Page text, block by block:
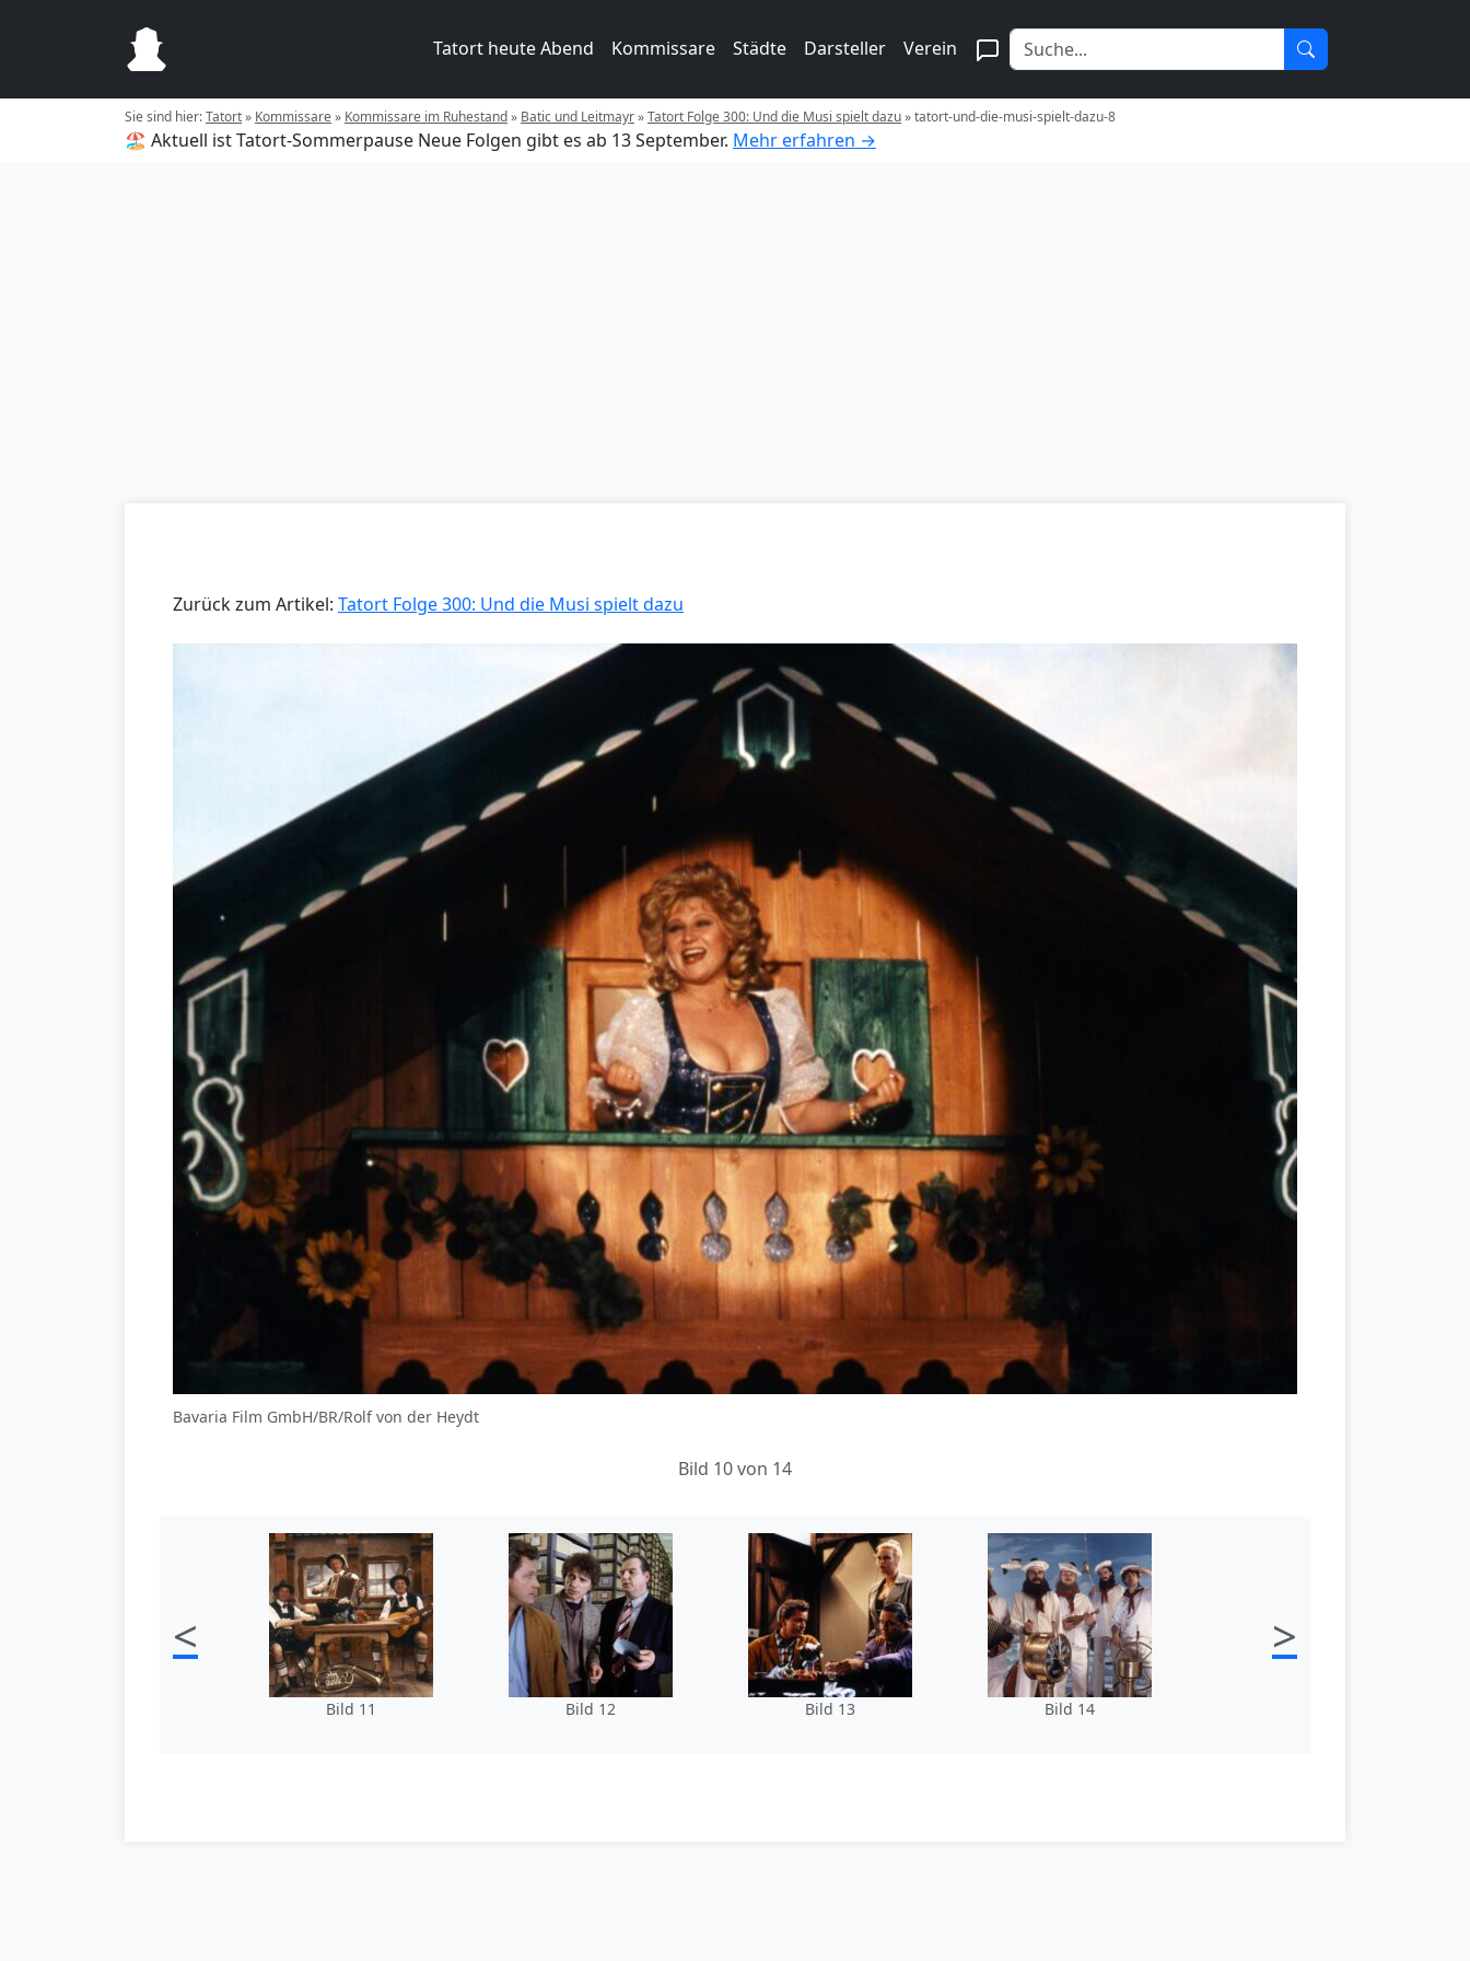
Tatort heute Abend Kommissare Städte Darsteller Verein
Sie sind hier:Tatort» Kommissare» Kommissare im Ruhestand» Batic und Leitmayr»Tatort Folge 300: Und die Musi spielt dazu»tatort-und-die-musi-spielt-dazu-8
🏖️ Aktuell ist Tatort-Sommerpause Neue Folgen gibt es ab 13 September. Mehr erfahren →
Zurück zum Artikel: Tatort Folge 300: Und die Musi spielt dazu
Bavaria Film GmbH/BR/Rolf von der Heydt
Bild 10 von 14
<
Bild 11 Bild 12 Bild 13 Bild 14
>